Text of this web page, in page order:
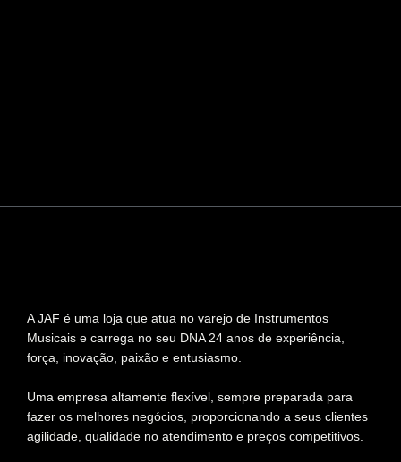
A JAF é uma loja que atua no varejo de Instrumentos
Musicais e carrega no seu DNA 24 anos de experiência,
força, inovação, paixão e entusiasmo.
Uma empresa altamente flexível, sempre preparada para
fazer os melhores negócios, proporcionando a seus clientes
agilidade, qualidade no atendimento e preços competitivos.